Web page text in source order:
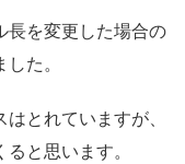
長を変更した場合の
た。
とれていますが、
と思います。